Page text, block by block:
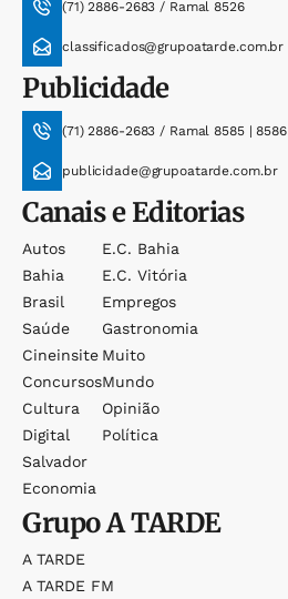
(71) 2886-2683 / Ramal 8526
classificados@grupoatarde.com.br
Publicidade
(71) 2886-2683 / Ramal 8585 | 8586
publicidade@grupoatarde.com.br
Canais e Editorias
Autos
Bahia
Brasil
Saúde
Cineinsite
Concursos
Cultura
Digital
Salvador
Economia
E.c. Bahia
E.c. Vitória
Empregos
Gastronomia
Muito
Mundo
Opinião
Política
GrupoA TARDE
A TARDE
A TARDE FM